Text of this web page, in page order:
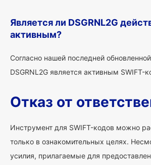
Является ли DSGRNL2G
активным?
Согласно нашей последней
DSGRNL2G является активным SWIFT-
Отказ от
Инструмент для SWIFT-кодов можно
только в ознакомительных целях.
усилия, прилагаемые для